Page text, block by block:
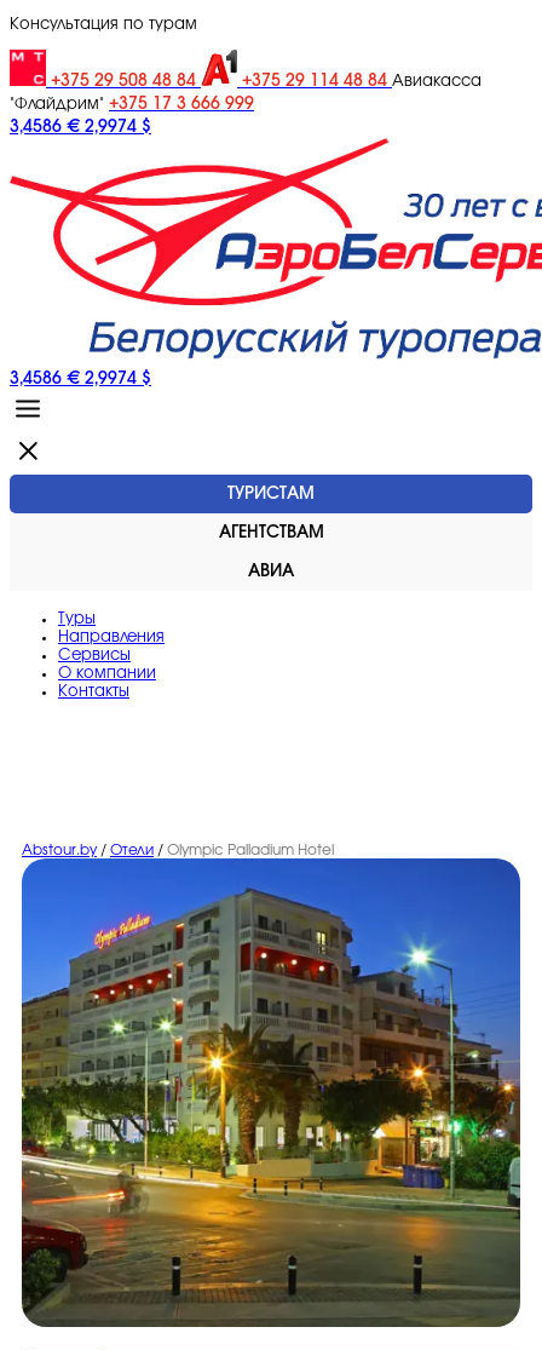
Консультация по турам
+375 29 508 48 84 +375 29 114 48 84 Авиакасса
"Флайдрим" +375 17 3 666 999
3,4586 € 2,9974 $
3,4586 € 2,9974 $
ТУРИСТАМ
АГЕНТСТВАМ
АВИА
Туры
Направления
Сервисы
O компании
Контакты
Abstour.by / Отели / Olympic Palladium Hotel